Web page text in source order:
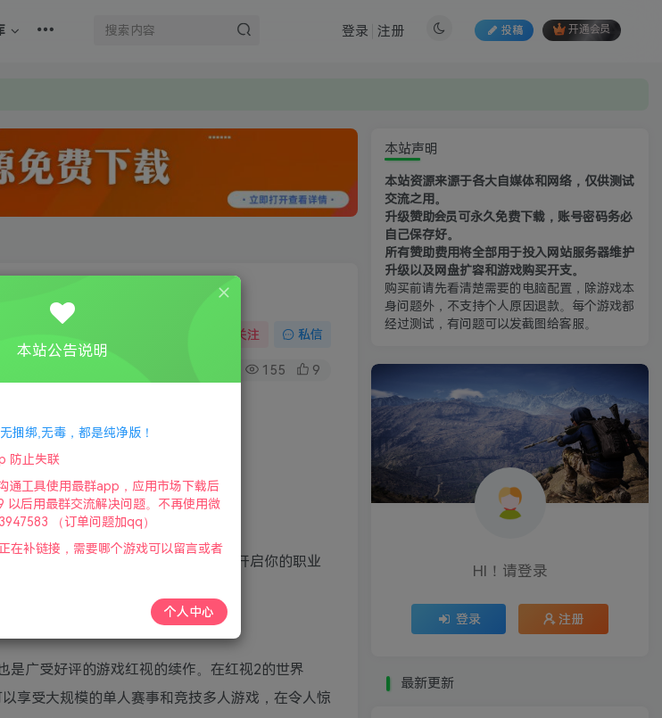
投稿 开通会员
登录 注册
关注 私信
155 9
华丽的赛道上以惊人的速度飞行，开启你的职业
玩家可以全方位定制你的飞船。
是广受好评的游戏红视的续作。在红视2的世界
享受大规模的单人赛事和竞技多人游戏，在令人惊
本站声明
本站资源来源于各大自媒体和网络，仅供测试
交流之用。
升级赞助会员可永久免费下载，账号密码务必
自己保存好。
所有赞助费用将全部用于投入网站服务器维护
升级以及网盘扩容和游戏购买开支。
购买前请先看清楚需要的电脑配置，除游戏本
身问题外，不支持个人原因退款。每个游戏都
经过测试，有问题可以发截图给客服。
HI！请登录
登录 注册
最新更新
本站公告说明
捆绑,无毒，都是纯净版！
防止失联
通工具使用最群app，应用市场下载后
以后用最群交流解决问题。不再使用微
（订单问题加qq）
在补链接，需要哪个游戏可以留言或者
个人中心